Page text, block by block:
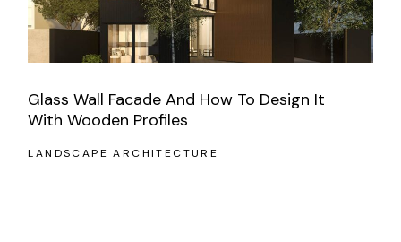
Glass Wall Facade And How To Design It
With Wooden Profiles
LANDSCAPE ARCHITECTURE